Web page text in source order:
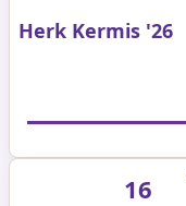
Herk Kermis '26
16